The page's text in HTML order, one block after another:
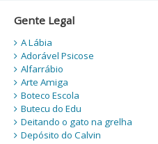
Gente Legal
A Lábia
Adorável Psicose
Alfarrábio
Arte Amiga
Boteco Escola
Butecu do Edu
Deitando o gato na grelha
Depósito do Calvin